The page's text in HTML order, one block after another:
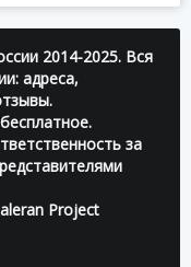
2014-2025. Вся
адреса,
за
Project